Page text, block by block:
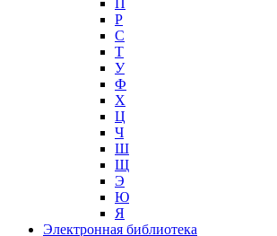
П
Р
С
Т
У
Ф
Х
Ц
Ч
Ш
Щ
Э
Ю
Я
Электронная библиотека